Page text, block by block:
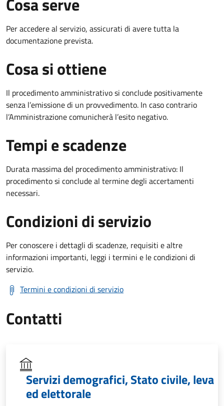
Per accedere al servizio, assicurati di avere tutta la
documentazione prevista.
Cosa si ottiene
Il procedimento amministrativo si conclude positivamente
senza l’emissione di un provvedimento. In caso contrario
l’Amministrazione comunicherà l’esito negativo.
Tempi e scadenze
Durata massima del procedimento amministrativo: Il
procedimento si conclude al termine degli accertamenti
necessari.
Condizioni di servizio
Per conoscere i dettagli di scadenze, requisiti e altre
informazioni importanti, leggi i termini e le condizioni di
servizio.
Termini e condizioni di servizio
Contatti
Servizi demografici, Stato civile, leva
ed elettorale